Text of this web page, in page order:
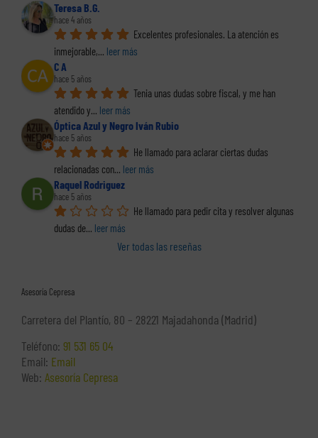
Teresa B.G.
hace 4 años
Excelentes profesionales. La atención es
inmejorable,... leer más
C A
hace 5 años
Tenia unas dudas sobre fiscal, y me han
atendido y... leer más
Óptica Azul y Negro Iván Rubio
hace 5 años
He llamado para aclarar ciertas dudas
relacionadas con... leer más
Raquel Rodriguez
hace 5 años
He llamado para pedir cita y resolver algunas
dudas de... leer más
Ver todas las reseñas
Asesoría Cepresa
Carretera del Plantío, 80 – 28221 Majadahonda (Madrid)
Teléfono: 91 531 65 04
Email: Email
Web: Asesoría Cepresa